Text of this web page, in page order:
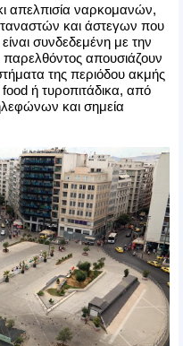
απελπισία ναρκομανών,
και άστεγων που
συνδεδεμένη με την
παρελθόντος απουσιάζουν
της περιόδου ακμής
ή τυροπιτάδικα, από
και σημεία